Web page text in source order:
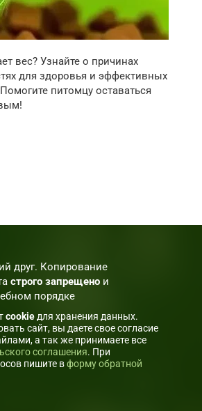
вес? Узнайте о причинах
для здоровья и эффективных
питомцу оставаться
друг. Копирование
строго запрещено и
порядке
cookie для хранения данных.
сайт, вы даете свое согласие
а так же принимаете все
соглашения. При
пишите вформу обратной